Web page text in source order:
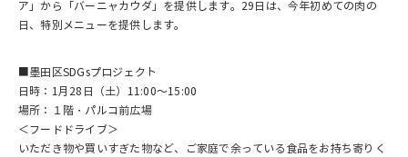
ア」から「バーニャカウダ」を提供します。29日は、今年初めての肉の
日、特別メニューを提供します。
■墨田区SDGsプロジェクト
日時：1月28日（土）11:00～15:00
場所：１階・パルコ前広場
＜フードドライブ＞
いただき物や買いすぎた物など、ご家庭で余っている食品をお持ち寄りく